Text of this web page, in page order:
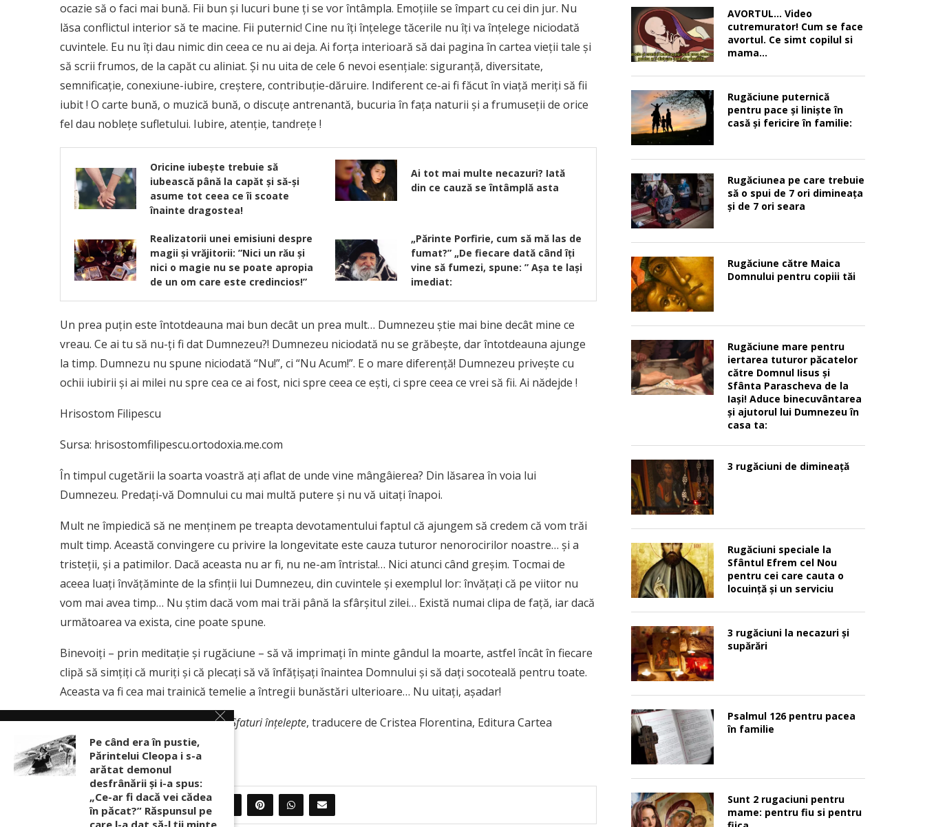
ocazie să o faci mai bună. Fii bun şi lucuri bune ţi se vor întâmpla. Emoţiile se împart cu cei din jur. Nu
lăsa conflictul interior să te macine. Fii puternic! Cine nu îţi înţelege tăcerile nu îţi va înţelege niciodată
cuvintele. Eu nu îţi dau nimic din ceea ce nu ai deja. Ai forţa interioară să dai pagina în cartea vieţii tale şi
să scrii frumos, de la capăt cu aliniat. Şi nu uita de cele 6 nevoi esenţiale: siguranţă, diversitate,
semnificaţie, conexiune-iubire, creştere, contribuţie-dăruire. Indiferent ce-ai fi făcut în viaţă meriţi să fii
iubit ! O carte bună, o muzică bună, o discuţe antrenantă, bucuria în faţa naturii şi a frumuseţii de orice
fel dau nobleţe sufletului. Iubire, atenţie, tandreţe !
Oricine iubește trebuie să
iubească până la capăt și să-și
asume tot ceea ce îi scoate
înainte dragostea!
Ai tot mai multe necazuri? Iată
din ce cauză se întâmplă asta
Realizatorii unei emisiuni despre
magii şi vrăjitorii: ”Nici un rău şi
nici o magie nu se poate apropia
de un om care este credincios!”
„Părinte Porfirie, cum să mă las de
fumat?” „De fiecare dată când îţi
vine să fumezi, spune: ” Așa te lași
imediat:
Un prea puţin este întotdeauna mai bun decât un prea mult… Dumnezeu ştie mai bine decât mine ce
vreau. Ce ai tu să nu-ţi fi dat Dumnezeu?! Dumnezeu niciodată nu se grăbeşte, dar întotdeauna ajunge
la timp. Dumnezu nu spune niciodată “Nu!”, ci “Nu Acum!”. E o mare diferenţă! Dumnezeu priveşte cu
ochii iubirii şi ai milei nu spre cea ce ai fost, nici spre ceea ce eşti, ci spre ceea ce vrei să fii. Ai nădejde !
Hrisostom Filipescu
Sursa: hrisostomfilipescu.ortodoxia.me.com
În timpul cugetării la soarta voastră aţi aflat de unde vine mângâierea? Din lăsarea în voia lui
Dumnezeu. Predaţi-vă Domnului cu mai multă putere şi nu vă uitaţi înapoi.
Mult ne împiedică să ne menţinem pe treapta devotamentului faptul că ajungem să credem că vom trăi
mult timp. Această convingere cu privire la longevitate este cauza tuturor nenorocirilor noastre… şi a
tristeţii, şi a patimilor. Dacă aceasta nu ar fi, nu ne-am întrista!… Nici atunci când greşim. Tocmai de
aceea luaţi învăţăminte de la sfinţii lui Dumnezeu, din cuvintele şi exemplul lor: învăţaţi că pe viitor nu
vom mai avea timp… Nu ştim dacă vom mai trăi până la sfârşitul zilei… Există numai clipa de faţă, iar dacă
următoarea va exista, cine poate spune.
Binevoiţi – prin meditaţie şi rugăciune – să vă imprimaţi în minte gândul la moarte, astfel încât în fiecare
clipă să simţiţi că muriţi şi că plecaţi să vă înfăţişaţi înaintea Domnului şi să daţi socoteală pentru toate.
Aceasta va fi cea mai trainică temelie a întregii bunăstări ulterioare… Nu uitaţi, aşadar!
Sursa: Sfântul Teofan Zăvorâtul,Sfaturi înțelepte, traducere de Cristea Florentina, Editura Cartea
Orodoxă, p. 280.
PARTAJEAZA 0
AVORTUL… Video
cutremurator! Cum se face
avortul. Ce simt copilul si
mama…
Rugăciune puternică
pentru pace şi linişte în
casă şi fericire în familie:
Rugăciunea pe care trebuie
să o spui de 7 ori dimineața
și de 7 ori seara
Rugăciune către Maica
Domnului pentru copiii tăi
Rugăciune mare pentru
iertarea tuturor păcatelor
către Domnul Iisus şi
Sfânta Parascheva de la
Iaşi! Aduce binecuvântarea
şi ajutorul lui Dumnezeu în
casa ta:
3 rugăciuni de dimineață
Rugăciuni speciale la
Sfântul Efrem cel Nou
pentru cei care cauta o
locuinţă şi un serviciu
3 rugăciuni la necazuri și
supărări
Psalmul 126 pentru pacea
în familie
Sunt 2 rugaciuni pentru
mame: pentru fiu si pentru
Pe când era în pustie,
Părintelui Cleopa i s-a
arătat demonul
desfrânării şi i-a spus:
„Ce-ar fi dacă vei cădea
în păcat?” Răspunsul pe
care l-a dat să-l ții minte,